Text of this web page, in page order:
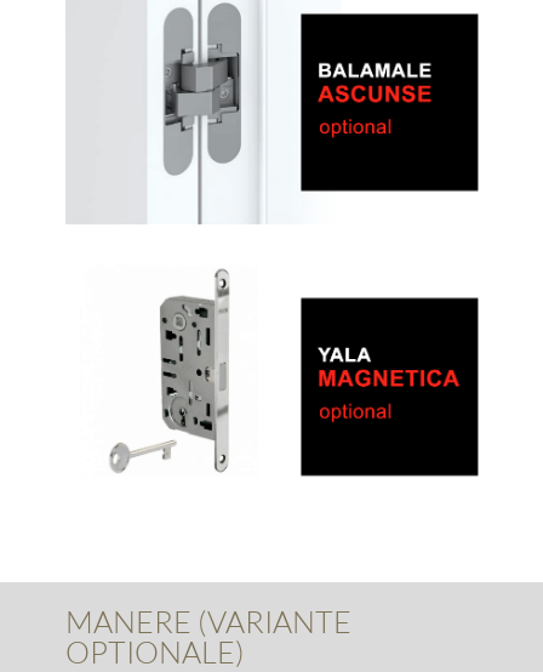
MANERE (VARIANTE
OPTIONALE)